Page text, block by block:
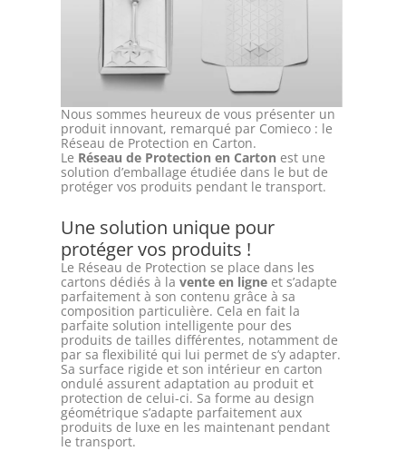
Nous sommes heureux de vous présenter un
produit innovant, remarqué par Comieco : le
Réseau de Protection en Carton.
Le Réseau de Protection en Carton est une
solution d’emballage étudiée dans le but de
protéger vos produits pendant le transport.
Une solution unique pour
protéger vos produits !
Le Réseau de Protection se place dans les
cartons dédiés à la vente en ligneet s’adapte
parfaitement à son contenu grâce à sa
composition particulière. Cela en fait la
parfaite solution intelligente pour des
produits de tailles différentes, notamment de
par sa flexibilité qui lui permet de s’y adapter.
Sa surface rigide et son intérieur en carton
ondulé assurent adaptation au produit et
protection de celui-ci. Sa forme au design
géométrique s’adapte parfaitement aux
produits de luxe en les maintenant pendant
le transport.